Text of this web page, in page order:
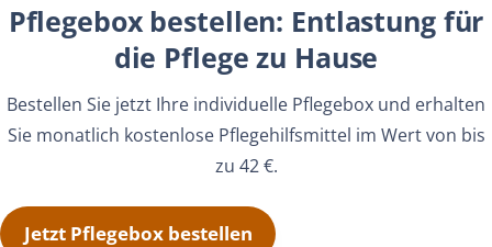
Pflegebox bestellen: Entlastung für
die Pflege zu Hause
Bestellen Sie jetzt Ihre individuelle Pflegebox und erhalten
Sie monatlich kostenlose Pflegehilfsmittel im Wert von bis
zu 42 €.
Jetzt Pflegebox bestellen